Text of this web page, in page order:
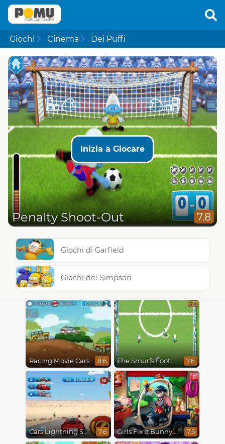
Giochi Cinema Dei Puffi
Inizia a Giocare
Penalty Shoot-Out 7.8
Giochi di Garfield
Giochi dei Simpson
Racing Movie Cars 8.6 The Smurfs Football Match 7.6
Cars Lightning Speed 7.6 Girls Fix It Bunny Car 7.5